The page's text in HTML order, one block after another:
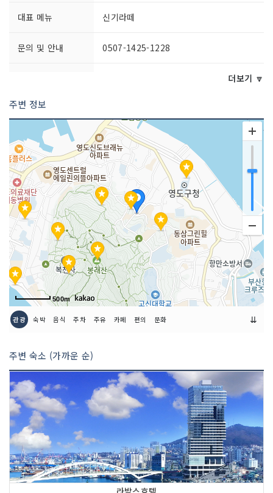
대표 메뉴 신기라떼
문의 및 안내 0507-1425-1228
포장 가능 가능
주차시설
가능
요금(무료)
쉬는날 연중무휴
취급 메뉴
신기라떼 / 그릴드 풀드포크 샌드위치 /
아메리카노 / 콜드브루 외
인허가번호 20160130163
더보기 🔽
주변 정보
500m
관광 숙박 음식 주차 주유 카페 편의 문화 ⇊
주변 숙소 (가까운 순)